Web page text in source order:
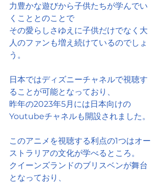
力豊かな遊びから子供たちが学んでい
くこととのことで
その愛らしさゆえに子供だけでなく大
人のファンも増え続けているのでしょ
う。
日本ではディズニーチャネルで視聴す
ることが可能となっており、
昨年の2023年5月には日本向けの
Youtubeチャネルも開設されました。
このアニメを視聴する利点の1つはオー
ストラリアの文化が学べるところ。
クイーンズランドのブリスベンが舞台
となっており、